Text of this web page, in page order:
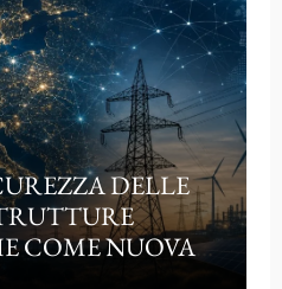
DELLE
COME NUOVA